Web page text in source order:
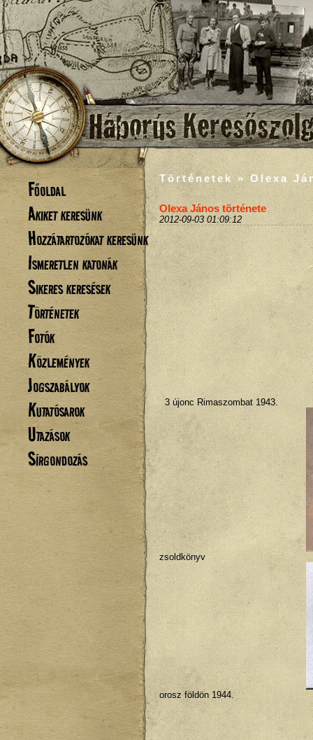
Főoldal
Akiket keresünk
Hozzátartozókat keresünk
Ismeretlen katonák
Sikeres keresések
Történetek
Fotók
Közlemények
Jogszabályok
Kutatósarok
Utazások
Sírgondozás
Történetek » Olexa
Olexa János története
2012-09-03 01:09:12
3 újonc Rimaszombat 1943.
zsoldkönyv
orosz földön 1944.